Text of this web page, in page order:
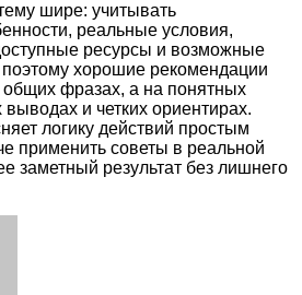
шире: учитывать
реальные условия,
ресурсы и возможные
хорошие рекомендации
общих фразах, а на понятных
и четких ориентирах.
логику действий простым
применить советы в реальной
заметный результат без лишнего